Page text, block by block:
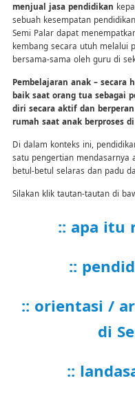
menjual jasa pendidikan
sebuah kesempatan
Semi Palar dapat
kembang secara utuh melalui
bersama-sama oleh guru di
Pembelajaran anak – secara
baik saat orang tua sebagai
diri secara aktif dan
rumah saat anak berproses di
Di dalam konteks ini,
satu pengertian mendasarnya
betul-betul selaras dan padu
Silakan klik tautan-tautan di
:: apa itu
::
:: orientasi /
di
::